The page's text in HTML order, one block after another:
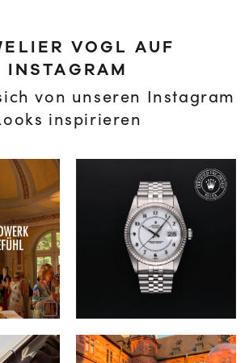
VOGL AUF
INSTAGRAM
von unseren Instagram
inspirieren